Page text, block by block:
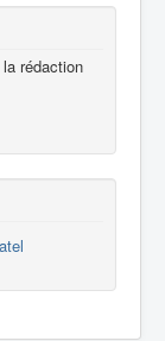
rédaction